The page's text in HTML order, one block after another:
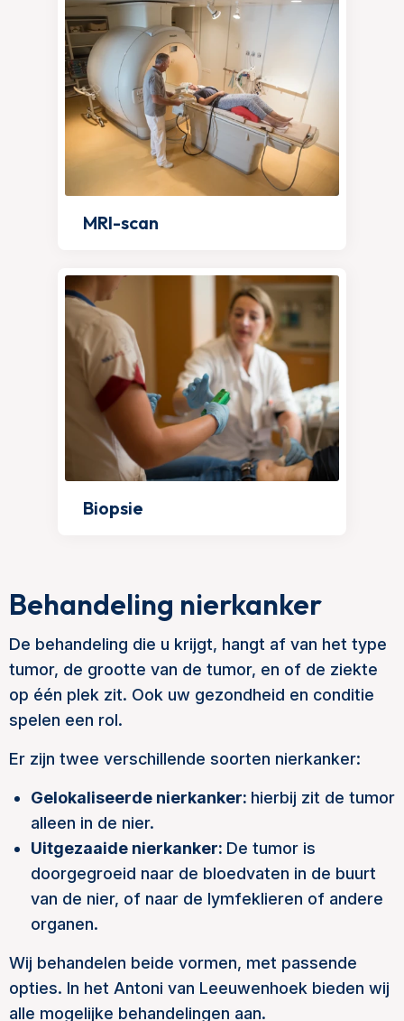
MRI-scan
Biopsie
Behandeling nierkanker
De behandeling die u krijgt, hangt af van het type
tumor, de grootte van de tumor, en of de ziekte
op één plek zit. Ook uw gezondheid en conditie
spelen een rol.
Er zijn twee verschillende soorten nierkanker:
Gelokaliseerde nierkanker: hierbij zit de tumor
alleen in de nier.
Uitgezaaide nierkanker: De tumor is
doorgegroeid naar de bloedvaten in de buurt
van de nier, of naar de lymfeklieren of andere
organen.
Wij behandelen beide vormen, met passende
opties. In het Antoni van Leeuwenhoek bieden wij
alle mogelijke behandelingen aan.